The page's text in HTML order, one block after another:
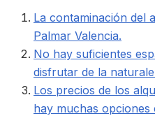
La contaminación del
Palmar Valencia.
No hay suficientes
disfrutar de la
Los precios de los
hay muchas opciones